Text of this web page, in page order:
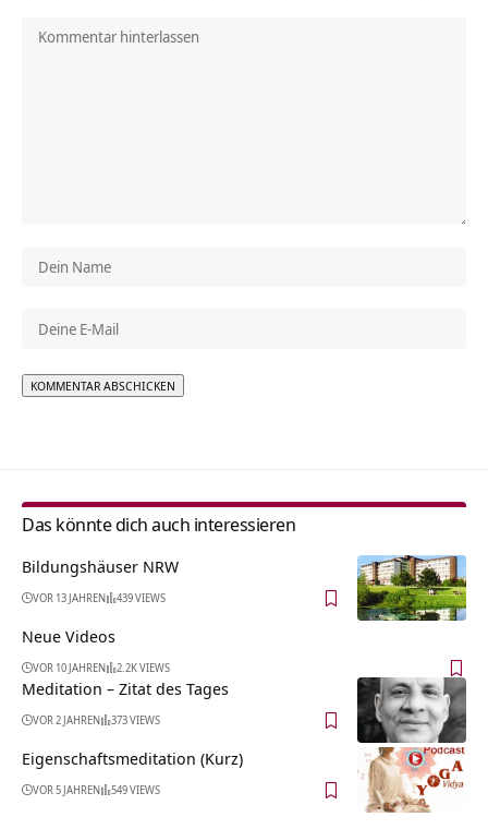
Das könnte dich auch interessieren
Bildungshäuser NRW
VOR 13 JAHREN 439 VIEWS
Neue Videos
VOR 10 JAHREN 2.2K VIEWS
Meditation – Zitat des Tages
VOR 2 JAHREN 373 VIEWS
Eigenschaftsmeditation (Kurz)
VOR 5 JAHREN 549 VIEWS